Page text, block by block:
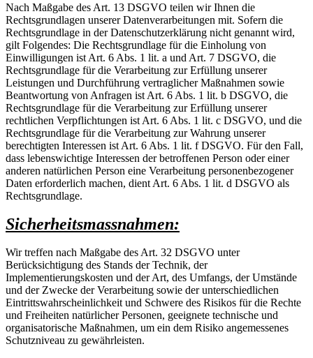
Nach Maßgabe des Art. 13 DSGVO teilen wir Ihnen die
Rechtsgrundlagen unserer Datenverarbeitungen mit. Sofern die
Rechtsgrundlage in der Datenschutzerklärung nicht genannt wird,
gilt Folgendes: Die Rechtsgrundlage für die Einholung von
Einwilligungen ist Art. 6 Abs. 1 lit. a und Art. 7 DSGVO, die
Rechtsgrundlage für die Verarbeitung zur Erfüllung unserer
Leistungen und Durchführung vertraglicher Maßnahmen sowie
Beantwortung von Anfragen ist Art. 6 Abs. 1 lit. b DSGVO, die
Rechtsgrundlage für die Verarbeitung zur Erfüllung unserer
rechtlichen Verpflichtungen ist Art. 6 Abs. 1 lit. c DSGVO, und die
Rechtsgrundlage für die Verarbeitung zur Wahrung unserer
berechtigten Interessen ist Art. 6 Abs. 1 lit. f DSGVO. Für den Fall,
dass lebenswichtige Interessen der betroffenen Person oder einer
anderen natürlichen Person eine Verarbeitung personenbezogener
Daten erforderlich machen, dient Art. 6 Abs. 1 lit. d DSGVO als
Rechtsgrundlage.
Sicherheitsmassnahmen:
Wir treffen nach Maßgabe des Art. 32 DSGVO unter
Berücksichtigung des Stands der Technik, der
Implementierungskosten und der Art, des Umfangs, der Umstände
und der Zwecke der Verarbeitung sowie der unterschiedlichen
Eintrittswahrscheinlichkeit und Schwere des Risikos für die Rechte
und Freiheiten natürlicher Personen, geeignete technische und
organisatorische Maßnahmen, um ein dem Risiko angemessenes
Schutzniveau zu gewährleisten.